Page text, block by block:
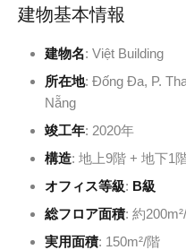
建物基本情報
建物名: Việt Building
所在地: Đống Đa, P.
Nẵng
竣工年: 2020年
構造: 地上9階 + 地下1
オフィス等級: B級
総フロア面積: 約
実用面積: 150m²/階